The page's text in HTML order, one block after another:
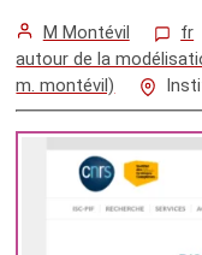
M Montévil fr
autour de la
m. montévil)